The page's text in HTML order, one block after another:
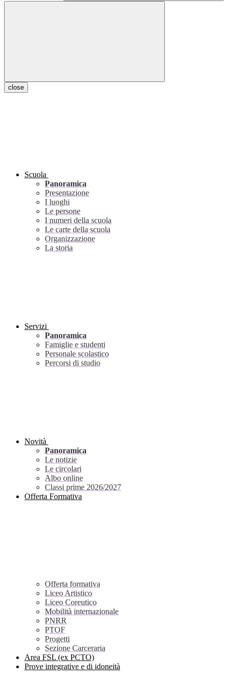
close
Scuola
Panoramica
Presentazione
I luoghi
Le persone
I numeri della scuola
Le carte della scuola
Organizzazione
La storia
Servizi
Panoramica
Famiglie e studenti
Personale scolastico
Percorsi di studio
Novità
Panoramica
Le notizie
Le circolari
Albo online
Classi prime 2026/2027
Offerta Formativa
Offerta formativa
Liceo Artistico
Liceo Coreutico
Mobilità internazionale
PNRR
PTOF
Progetti
Sezione Carceraria
Area FSL (ex PCTO)
Prove integrative e di idoneità